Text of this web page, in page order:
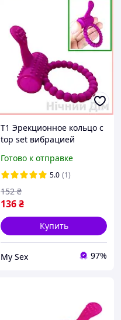
T1 Эрекционное кольцо с
top set вибрацией
для мужчин для усиления
эрекции и сти NEW32\M
Готово к отправке
5.0 (1)
136₴
152 ₴
Купить
My Sex 97%